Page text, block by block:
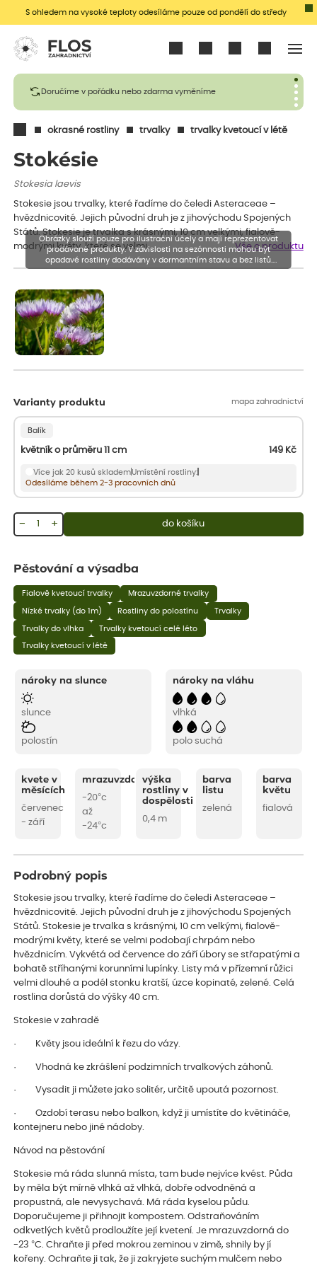
S ohledem na vysoké teploty odesíláme pouze od pondělí do středy
Doručíme v pořádku nebo zdarma vyměníme
okrasné rostliny trvalky trvalky kvetoucí v létě
Stokésie
Stokesia laevis
Stokesie jsou trvalky, které řadíme do čeledi Asteraceae –
hvězdnicovité. Jejich původní druh je z jihovýchodu Spojených
Států. Stokesie je trvalka s krásnými, 10 cm velkými, fialově-
modrými květy, které se velmi…
Vše o produktu
Varianty produktu mapa zahradnictví
Balík
květník o průměru 11 cm 149 Kč
Více jak 20 kusů sklademUmístění rostliny:
Odesíláme během 2-3 pracovních dnů
+
− do košíku
Obrázky slouží pouze pro ilustrační účely a mají reprezentovat
prodávané produkty. V závislosti na sezónnosti mohou být
opadavé rostliny dodávány v dormantním stavu a bez listů.
Rostliny mohou být také sestřiženy níže, než je uvedená výška,
Pěstování a výsadba
Fialově kvetoucí trvalky Mrazuvzdorné trvalky
Nízké trvalky (do 1m) Rostliny do polostínu Trvalky
Trvalky do vlhka Trvalky kvetoucí celé léto
Trvalky kvetoucí v létě
nároky na slunce
slunce
polostín
nároky na vláhu
vlhká
polo suchá
kvete v
měsících
červenec
- září
mrazuvzdornost
-20°c
až
-24°c
výška
rostliny v
dospělosti
0,4 m
barva
listu
zelená
barva
květu
fialová
Podrobný popis
Stokesie jsou trvalky, které řadíme do čeledi Asteraceae –
hvězdnicovité. Jejich původní druh je z jihovýchodu Spojených
Států. Stokesie je trvalka s krásnými, 10 cm velkými, fialově-
modrými květy, které se velmi podobají chrpám nebo
hvězdnicím. Vykvétá od července do září úbory se střapatými a
bohatě stříhanými korunními lupínky. Listy má v přízemní růžici
velmi dlouhé a podél stonku kratší, úzce kopinaté, zelené. Celá
rostlina dorůstá do výšky 40 cm.
Stokesie v zahradě
· Květy jsou ideální k řezu do vázy.
· Vhodná ke zkrášlení podzimních trvalkových záhonů.
· Vysadit ji můžete jako solitér, určitě upoutá pozornost.
· Ozdobí terasu nebo balkon, když ji umístíte do květináče,
kontejneru nebo jiné nádoby.
Návod na pěstování
Stokesie má ráda slunná místa, tam bude nejvíce kvést. Půda
by měla být mírně vlhká až vlhká, dobře odvodněná a
propustná, ale nevysychavá. Má ráda kyselou půdu.
Doporučujeme ji přihnojit kompostem. Odstraňováním
odkvetlých květů prodloužíte její kvetení. Je mrazuvzdorná do
-23 °C. Chraňte ji před mokrou zeminou v zimě, shnily by jí
kořeny. Ochraňte ji tak, že ji zakryjete suchým mulčem nebo